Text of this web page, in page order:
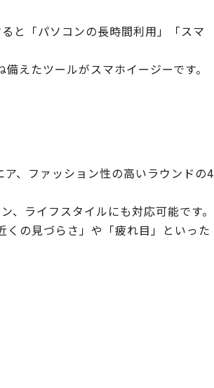
と「パソコンの長時間利用」「スマ
えたツールがスマホイージーです。
、ファッション性の高いラウンドの4
ライフスタイルにも対応可能です。
の見づらさ」や「疲れ目」といった